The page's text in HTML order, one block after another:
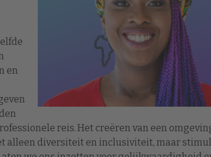
en
reis. Het creëren van een
alleen diversiteit en inclusiviteit, maar